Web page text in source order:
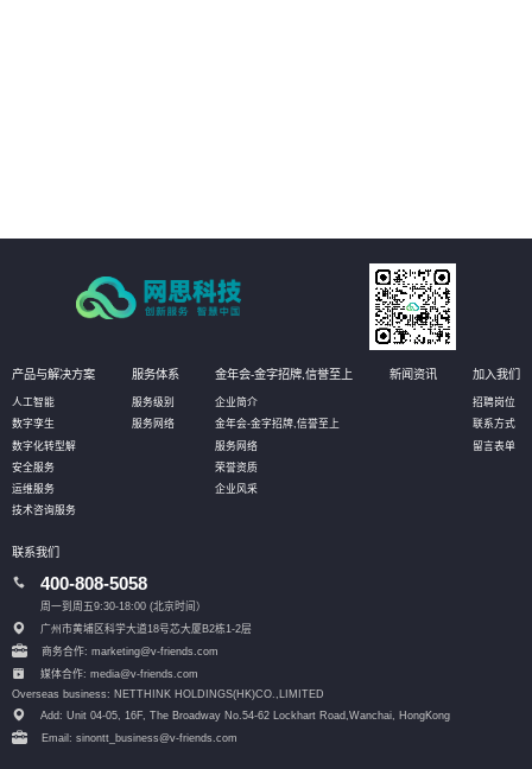
产品与解决方案
人工智能
数字孪生
数字化转型解
安全服务
运维服务
技术咨询服务
服务体系
服务级别
服务网络
金年会-金字招牌,信誉至上
企业简介
金年会-金字招牌,信誉至上
服务网络
荣誉资质
企业风采
新闻资讯 加入我们
招聘岗位
联系方式
留言表单
联系我们
400-808-5058
周一到周五9:30-18:00 (北京时间）
广州市黄埔区科学大道18号芯大厦B2栋1-2层
商务合作: marketing@v-friends.com
媒体合作: media@v-friends.com
Overseas business: NETTHINK HOLDINGS(HK)CO.,LIMITED
Add: Unit 04-05, 16F, The Broadway No.54-62 Lockhart Road, Wanchai, HongKong
Email: sinontt_business@v-friends.com